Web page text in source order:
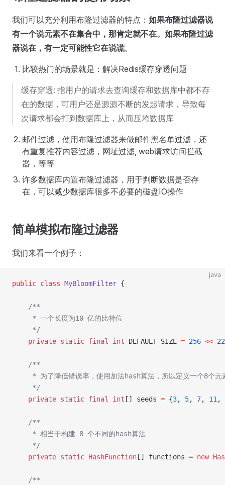
我们可以充分利用布隆过滤器的特点： 如果布隆过滤器说
有一个说元素不在集合中，那肯定就不在。如果布隆过滤
器说在，有一定可能性它在说谎。
比较热门的场景就是：解决Redis缓存穿透问题
缓存穿透: 指用户的请求去查询缓存和数据库中都不存
在的数据，可用户还是源源不断的发起请求，导致每
次请求都会打到数据库上，从而压垮数据库
邮件过滤，使用布隆过滤器来做邮件黑名单过滤，还
有重复推荐内容过滤，网址过滤, web请求访问拦截
器，等等
许多数据库内置布隆过滤器，用于判断数据是否存
在，可以减少数据库很多不必要的磁盘IO操作
简单模拟布隆过滤器
我们来看一个例子：
java
public class MyBloomFilter {
    /**
     * 一个长度为10 亿的比特位
     */
    private
static final int DEFAULT_SIZE = 256 << 22
    /**
* 为了降低错误率，使用加法hash算法，所以定义一个8个元
     */
    private
static final int [] seeds = {3, 5, 7, 11,
    /**
     * 相当于构建 8 个不同的hash算法
     */
    private
static HashFunction [] functions = new
    /**